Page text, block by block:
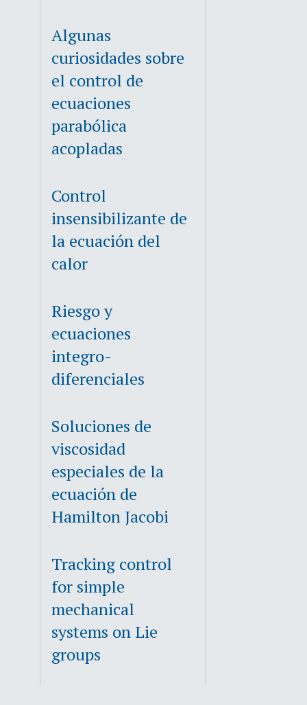
Algunas
curiosidades sobre
el control de
ecuaciones
parabólica
acopladas
Control
insensibilizante de
la ecuación del
calor
Riesgo y
ecuaciones
integro-
diferenciales
Soluciones de
viscosidad
especiales de la
ecuación de
Hamilton Jacobi
Tracking control
for simple
mechanical
systems on Lie
groups